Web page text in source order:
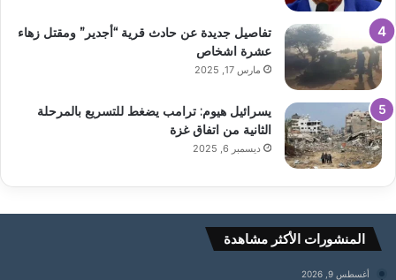
تفاصيل جديدة عن حادث قرية “أجدير” ومقتل زهاء
عشرة اشخاص
مارس 17, 2025
يسرائيل هيوم: ترامب يضغط للتسريع بالمرحلة
الثانية من اتفاق غزة
ديسمبر 6, 2025
المنشورات الأكثر مشاهدة
أغسطس 9, 2026